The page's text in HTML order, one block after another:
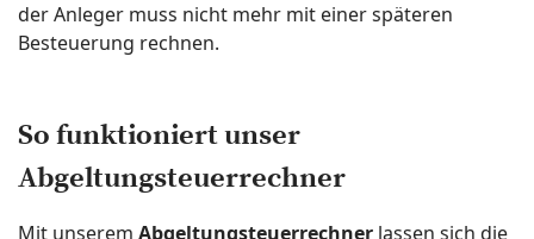
der Anleger muss nicht mehr mit einer späteren
Besteuerung rechnen.
So funktioniert unser
Abgeltungsteuerrechner
Mit unserem Abgeltungsteuerrechner lassen sich die